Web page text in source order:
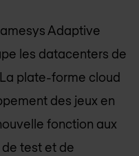
Adaptive
les datacenters de
plate-forme cloud
des jeux en
fonction aux
test et de